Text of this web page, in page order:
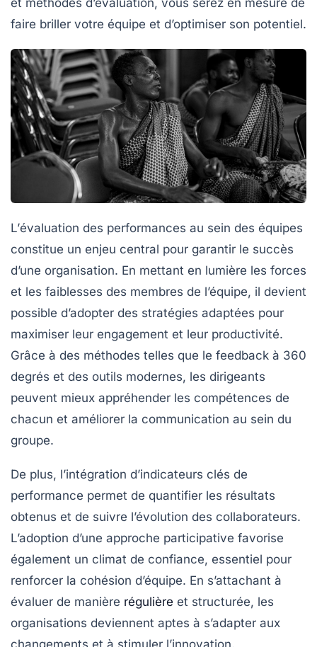
faire briller votre équipe et d’optimiser son potentiel.
L’évaluation des performances au sein des équipes
constitue un enjeu central pour garantir le succès
d’une organisation. En mettant en lumière les forces
et les faiblesses des membres de l’équipe, il devient
possible d’adopter des stratégies adaptées pour
maximiser leur engagement et leur productivité.
Grâce à des méthodes telles que le feedback à 360
degrés et des outils modernes, les dirigeants
peuvent mieux appréhender les compétences de
chacun et améliorer la communication au sein du
groupe.
De plus, l’intégration d’indicateurs clés de
performance permet de quantifier les résultats
obtenus et de suivre l’évolution des collaborateurs.
L’adoption d’une approche participative favorise
également un climat de confiance, essentiel pour
renforcer la cohésion d’équipe. En s’attachant à
évaluer de manière régulière et structurée, les
organisations deviennent aptes à s’adapter aux